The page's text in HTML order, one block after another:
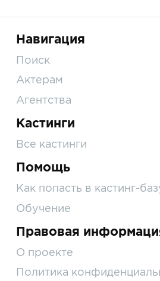
Навигация
Поиск
Актерам
Агентства
Кастинги
Все кастинги
Помощь
Как попасть в кастинг-
Обучение
Правовая
О проекте
Политика